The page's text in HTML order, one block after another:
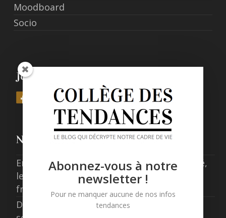
Moodboard
Socio
Join Us
Nos derniers posts
Entre expérience, confort et responsabilité,
les nouveaux standards de l’hôtellerie
française
Data centers en France : concilier
Abonnez-vous à notre
newsletter !
Pour ne manquer aucune de nos infos
tendances